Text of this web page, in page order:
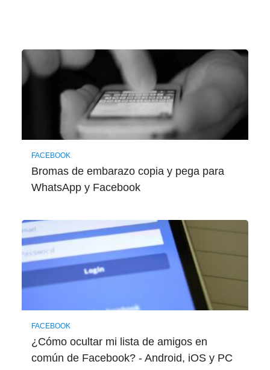
FACEBOOK
Bromas de embarazo copia y pega para
WhatsApp y Facebook
FACEBOOK
¿Cómo ocultar mi lista de amigos en
común de Facebook? - Android, iOS y PC